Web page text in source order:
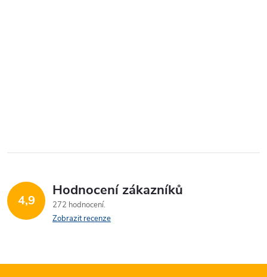
4,9
Hodnocení zákazníků
272 hodnocení
Zobrazit recenze